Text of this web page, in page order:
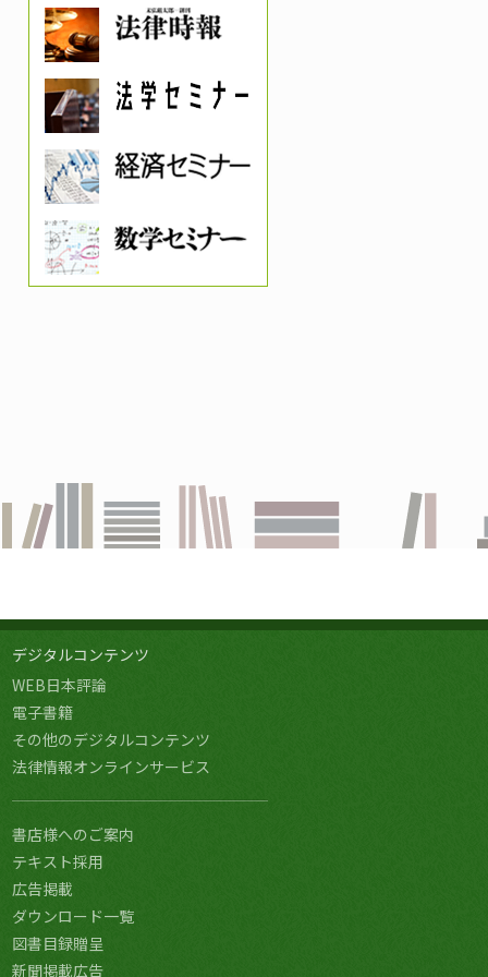
デジタルコンテンツ
WEB日本評論
電子書籍
その他のデジタルコンテンツ
法律情報オンラインサービス
書店様へのご案内
テキスト採用
広告掲載
ダウンロード一覧
図書目録贈呈
新聞掲載広告